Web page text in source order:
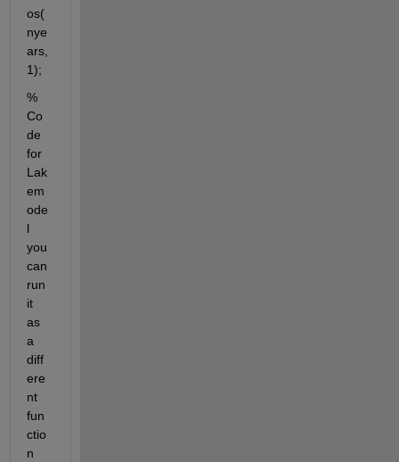
os(
nye
ars,
1);
%
Co
de
for
Lak
em
ode
l
you
can
run
it
as
a
diff
ere
nt
fun
ctio
n